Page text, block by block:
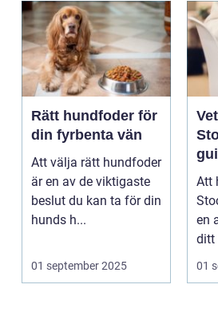
Rätt hundfoder för
din fyrbenta vän
Att välja rätt hundfoder
är en av de viktigaste
beslut du kan ta för din
hunds h...
01 september 2025
Att
en
ditt
01